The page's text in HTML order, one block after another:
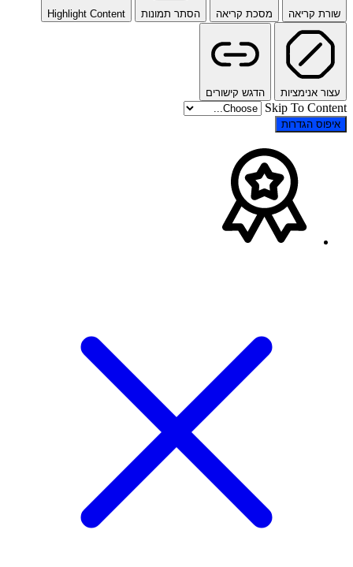
שורת קריאה מסכת קריאה הסתר תמונות Highlight Content
עצור אנימציות הדגש קישורים
Skip To Content
איפוס הגדרות